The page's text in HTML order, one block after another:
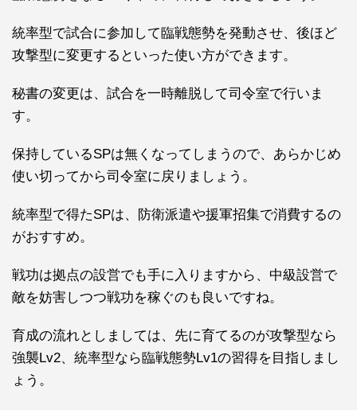
統率型で試合に参加して臨戦態勢を発動させ、後ほど
攻撃型に変更するといった使い方ができます。
秘書の変更は、試合を一時離脱して司令室で行いま
す。
保持しているSPは無くなってしまうので、あらかじめ
使い切ってから司令室に戻りましょう。
統率型で得たSPは、 防衛派遣や援軍招集で消費するの
がおすすめ。
戦功は拠点の設営でも手に入りますから、 中級設営で
敵を妨害しつつ戦功を稼ぐのも良いですね。
育成の流れとしましては、先に育てるのが攻撃型なら
強襲Lv2、統率型なら臨戦態勢Lv1の習得を目指しまし
ょう。